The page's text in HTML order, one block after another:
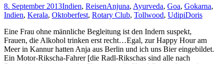
in
Tamil
8. September 2013Indien, ReisenAnjuna, Ayurveda, Goa, Gokarna,
Indien, Kerala, Oktoberfest, Rotary Club, Tollwood, UdipiDoris
Eine Frau ohne männliche Begleitung ist den Indern suspekt,
Frauen, die Alkohol trinken erst recht…Egal, zur Happy Hour am
Meer in Kannur hatten Anja aus Berlin und ich uns Bier eingebildet.
Ein Motor-Rikscha-Fahrer [die Radl-Rikschas sind alle nach